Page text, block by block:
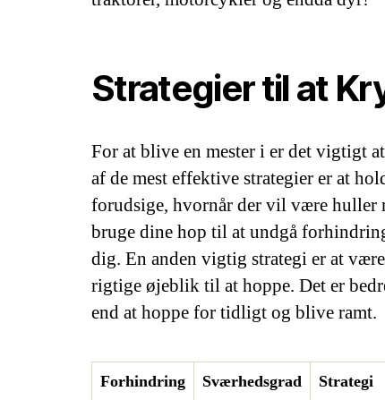
Strategier til at
For at blive en mester i er det vigtigt
af de mest effektive strategier er at
forudsige, hvornår der vil være huller
bruge dine hop til at undgå
dig. En anden vigtig strategi er at
rigtige øjeblik til at hoppe. Det er
end at hoppe for tidligt og blive ramt.
Forhindring Sværhedsgrad Strategi